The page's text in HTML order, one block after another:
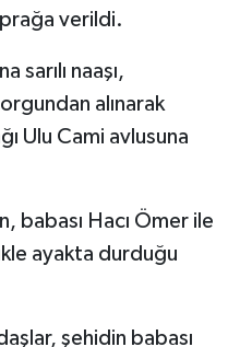
verildi.
sarılı naaşı,
alınarak
Ulu Cami avlusuna
babası Hacı Ömer ile
ayakta durduğu
şehidin babası